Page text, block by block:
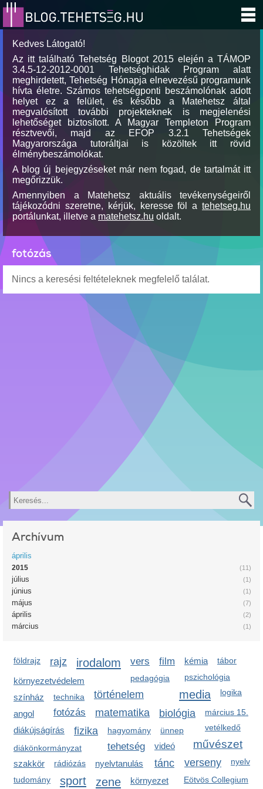
Kedves Látogató!
Az itt található Tehetség Blogot 2015 elején a TÁMOP
3.4.5-12-2012-0001 Tehetséghidak Program alatt
meghirdetett, Tehetség Hónapja elnevezésű programunk
hívta életre. Számos tehetségponti beszámolónak adott
helyet ez a felület, és később a Matehetsz által
megvalósított további projekteknek is megjelenési
lehetőséget biztosított. A Magyar Templeton Program
résztvevői, majd az EFOP 3.2.1 Tehetségek
Magyarországa tutoráltjai is közöltek itt rövid
élménybeszámolókat.
A blog új bejegyzéseket már nem fogad, de tartalmát itt
megőrizzük.
Amennyiben a Matehetsz aktuális tevékenységeiről
tájékozódni szeretne, kérjük, keresse föl a tehetseg.hu
portálunkat, illetve a matehetsz.hu oldalt.
fotózás
Nincs a keresési feltételeknek megfelelő találat.
Keresés
Archívum
április
(11)
2015
(1)
július
(1)
június
(7)
május
(2)
április
(1)
március
földrajz rajz irodalom vers film kémia
pszichológia
pedagógia
tábor
környezetvédelem
media
történelem
színház
fotózás matematika
technika
biológia
logika
március 15.
angol
vetélkedő
diákújságírás fizika hagyomány ünnep
művészet
tehetség
diákönkormányzat videó
verseny
szakkör rádiózás nyelv
nyelvtanulás
tudomány sport
tánc
zene Eötvös Collegium
környezet